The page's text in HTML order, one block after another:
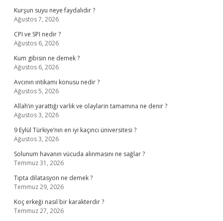
Kurşun suyu neye faydalıdır ?
Ağustos 7, 2026
CPI ve SPI nedir ?
Ağustos 6, 2026
Kum gibisin ne demek ?
Ağustos 6, 2026
Avcının intikamı konusu nedir ?
Ağustos 5, 2026
Allah’ın yarattığı varlık ve olaylarin tamamına ne denir ?
Ağustos 3, 2026
9 Eylül Türkiye’nin en iyi kaçıncı üniversitesi ?
Ağustos 3, 2026
Solunum havanın vücuda alınmasını ne sağlar ?
Temmuz 31, 2026
Tıpta dilatasyon ne demek ?
Temmuz 29, 2026
Koç erkeği nasıl bir karakterdir ?
Temmuz 27, 2026